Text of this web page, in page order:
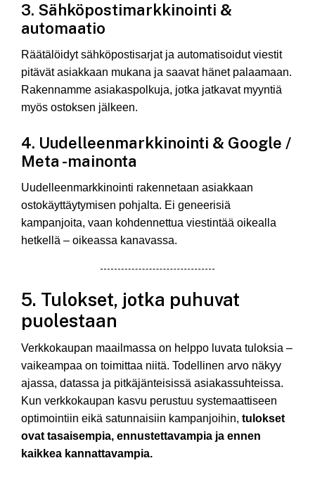
3. Sähköpostimarkkinointi &
automaatio
Räätälöidyt sähköpostisarjat ja automatisoidut viestit
pitävät asiakkaan mukana ja saavat hänet palaamaan.
Rakennamme asiakaspolkuja, jotka jatkavat myyntiä
myös ostoksen jälkeen.
4. Uudelleenmarkkinointi & Google /
Meta -mainonta
Uudelleenmarkkinointi rakennetaan asiakkaan
ostokäyttäytymisen pohjalta. Ei geneerisiä
kampanjoita, vaan kohdennettua viestintää oikealla
hetkellä – oikeassa kanavassa.
5. Tulokset, jotka puhuvat
puolestaan
Verkkokaupan maailmassa on helppo luvata tuloksia –
vaikeampaa on toimittaa niitä. Todellinen arvo näkyy
ajassa, datassa ja pitkäjänteisissä asiakassuhteissa.
Kun verkkokaupan kasvu perustuu systemaattiseen
optimointiin eikä satunnaisiin kampanjoihin, tulokset
ovat tasaisempia, ennustettavampia ja ennen
kaikkea kannattavampia.